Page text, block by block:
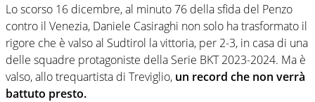
Lo scorso 16 dicembre, al minuto 76 della sfida del Penzo
contro il Venezia, Daniele Casiraghi non solo ha trasformato il
rigore che è valso al Sudtirol la vittoria, per 2-3, in casa di una
delle squadre protagoniste della Serie BKT 2023-2024. Ma è
valso, allo trequartista di Treviglio, un record che non verrà
battuto presto.